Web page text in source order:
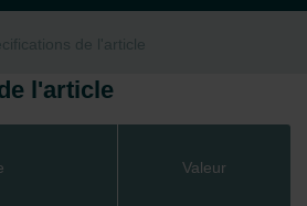
de l'article
l'article
Valeur